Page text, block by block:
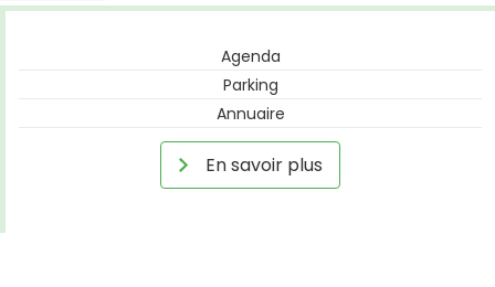
Agenda
Parking
Annuaire
En savoir plus